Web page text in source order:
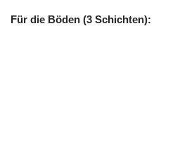
Für die Böden (3 Schichten):